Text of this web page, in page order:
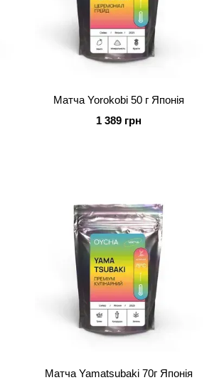
Матча Yorokobi 50 г Японія
1 389 грн
Матча Yamatsubaki 70г Японія